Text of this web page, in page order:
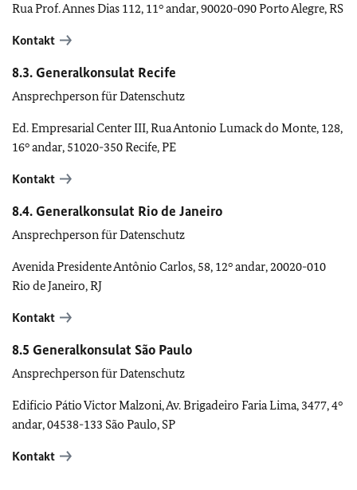
Rua Prof. Annes Dias 112, 11° andar, 90020-090 Porto Alegre, RS
Kontakt
8.3. Generalkonsulat Recife
Ansprechperson für Datenschutz
Ed. Empresarial Center III, Rua Antonio Lumack do Monte, 128,
16° andar, 51020-350 Recife, PE
Kontakt
8.4. Generalkonsulat Rio de Janeiro
Ansprechperson für Datenschutz
Avenida Presidente Antônio Carlos, 58, 12° andar, 20020-010
Rio de Janeiro, RJ
Kontakt
8.5 Generalkonsulat São Paulo
Ansprechperson für Datenschutz
Edificio Pátio Victor Malzoni, Av. Brigadeiro Faria Lima, 3477, 4°
andar, 04538-133 São Paulo, SP
Kontakt